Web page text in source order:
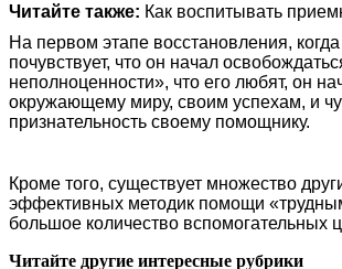
Читайте также: Как воспитывать
На первом этапе восстановления,
почувствует, что он начал
неполноценности», что его любят, он
окружающему миру, своим успехам, и
признательность своему помощнику.
Кроме того, существует множество
эффективных методик помощи
большое количество вспомогательных
Читайте другие интересные рубрики